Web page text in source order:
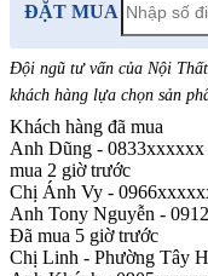
ĐẶT MUA
Đội ngũ tư vấn của Nội
khách hàng lựa chọn sản
Khách hàng đã mua
Anh Dũng - 0833xxxxxx
mua 2 giờ trước
Chị Ánh Vy -
Anh Tony Nguyễn -
Đã mua 5 giờ trước
Chị Linh - Phường Tây